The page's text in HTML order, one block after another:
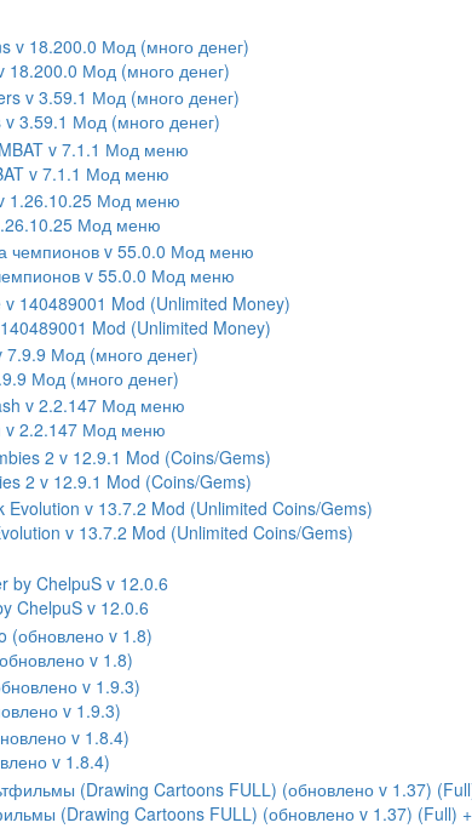
18.200.0 Мод (много денег)
v 3.59.1 Мод (много денег)
v 7.1.1 Мод меню
Мод меню
v 55.0.0 Мод меню
Mod (Unlimited Money)
Мод (много денег)
v 2.2.147 Мод меню
2 v 12.9.1 Mod (Coins/Gems)
v 13.7.2 Mod (Unlimited Coins/Gems)
ChelpuS v 12.0.6
v 1.8)
v 1.9.3)
v 1.8.4)
(Drawing Cartoons FULL) (обновлено v 1.37) (Full)